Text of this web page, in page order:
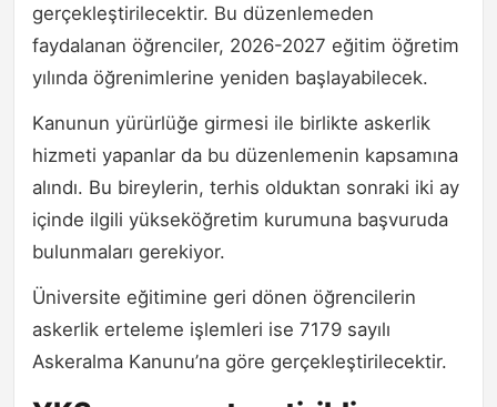
gerçekleştirilecektir. Bu düzenlemeden
faydalanan öğrenciler, 2026-2027 eğitim öğretim
yılında öğrenimlerine yeniden başlayabilecek.
Kanunun yürürlüğe girmesi ile birlikte askerlik
hizmeti yapanlar da bu düzenlemenin kapsamına
alındı. Bu bireylerin, terhis olduktan sonraki iki ay
içinde ilgili yükseköğretim kurumuna başvuruda
bulunmaları gerekiyor.
Üniversite eğitimine geri dönen öğrencilerin
askerlik erteleme işlemleri ise 7179 sayılı
Askeralma Kanunu’na göre gerçekleştirilecektir.